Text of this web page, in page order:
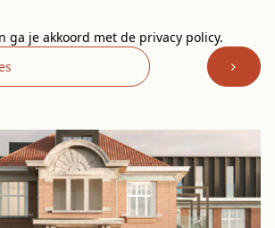
ga je akkoord met de privacy policy.